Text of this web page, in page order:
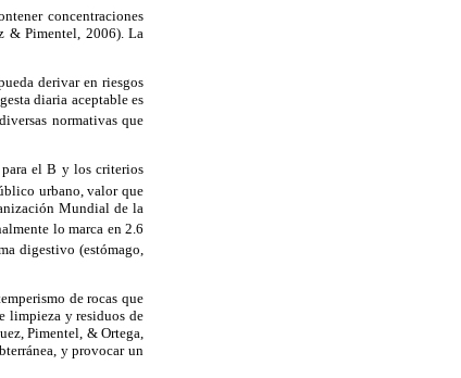
concentraciones
& Pimentel, 2006). La
derivar en riesgos
diaria aceptable es
normativas que
el B y los criterios
urbano, valor que
Mundial de la
lo marca en 2.6
digestivo (estómago,
de rocas que
limpieza y residuos de
Pimentel, & Ortega,
y provocar un